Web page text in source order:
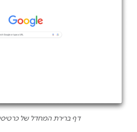
דף ברירת המחדל של